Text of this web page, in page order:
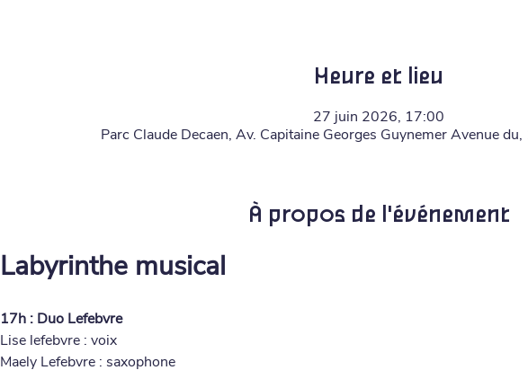
Heure et lieu
27 juin 2026, 17:00
Parc Claude Decaen, Av. Capitaine Georges Guynemer Avenue
À propos de l'événement
Labyrinthe musical
17h : Duo Lefebvre
Lise lefebvre : voix
Maely Lefebvre : saxophone